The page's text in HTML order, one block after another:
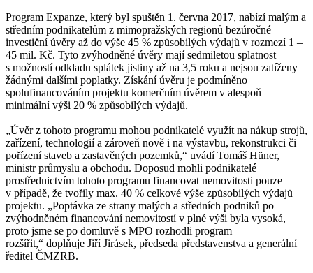
Program Expanze, který byl spuštěn 1. června 2017, nabízí malým a
středním podnikatelům z mimopražských regionů bezúročné
investiční úvěry až do výše 45 % způsobilých výdajů v rozmezí 1 –
45 mil. Kč. Tyto zvýhodněné úvěry mají sedmiletou splatnost
s možností odkladu splátek jistiny až na 3,5 roku a nejsou zatíženy
žádnými dalšími poplatky. Získání úvěru je podmíněno
spolufinancováním projektu komerčním úvěrem v alespoň
minimální výši 20 % způsobilých výdajů.
„Úvěr z tohoto programu mohou podnikatelé využít na nákup strojů,
zařízení, technologií a zároveň nově i na výstavbu, rekonstrukci či
pořízení staveb a zastavěných pozemků,“ uvádí Tomáš Hüner,
ministr průmyslu a obchodu. Doposud mohli podnikatelé
prostřednictvím tohoto programu financovat nemovitosti pouze
v případě, že tvořily max. 40 % celkové výše způsobilých výdajů
projektu. „Poptávka ze strany malých a středních podniků po
zvýhodněném financování nemovitostí v plné výši byla vysoká,
proto jsme se po domluvě s MPO rozhodli program
rozšířit,“ doplňuje Jiří Jirásek, předseda představenstva a generální
ředitel ČMZRB.